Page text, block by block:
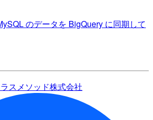
のデータを BigQuery に同期して
スメソッド株式会社